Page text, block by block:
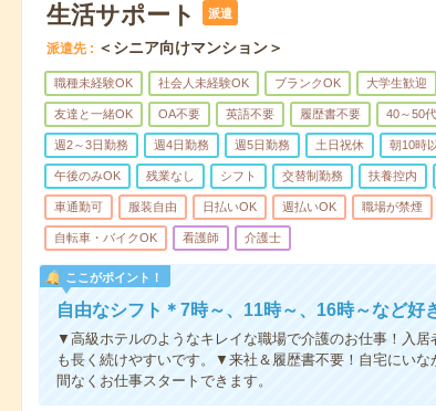
生活サポート
派遣
派遣先 ＜シニア向けマンション＞
職種未経験OK 社会人未経験OK ブランクOK 大学生歓迎
友達と一緒OK OA不要 英語不要 履歴書不要 40～50
週2～3日勤務 週4日勤務 週5日勤務 土日祝休 朝10時
午後のみOK 残業なし シフト 交替制勤務 扶養控内
車通勤可 服装自由 日払いOK 週払いOK 職場が禁煙
自転車・バイクOK 看護師 介護士
ここがポイント！
自由なシフト＊7時～、11時～、16時～など好
▼高級ホテルのようなキレイな職場で介護のお仕事！入
も長く続けやすいです。▼来社＆履歴書不要！自宅にい
間なくお仕事スタートできます。